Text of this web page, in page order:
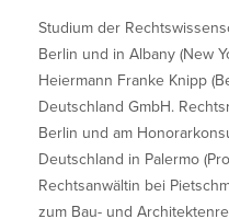
Studium der
Berlin und in Albany (New
Heiermann Franke Knipp
Deutschland GmbH.
Berlin und am
Deutschland in Palermo
Rechtsanwältin bei
zum Bau- und